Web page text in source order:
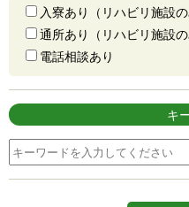
入寮あり（リハビリ施設の
通所あり（リハビリ施設の
電話相談あり
キ